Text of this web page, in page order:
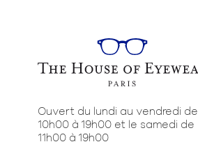
Ouvert du lundi au vendredi de
10h00 à 19h00 et le samedi de
11h00 à 19h00